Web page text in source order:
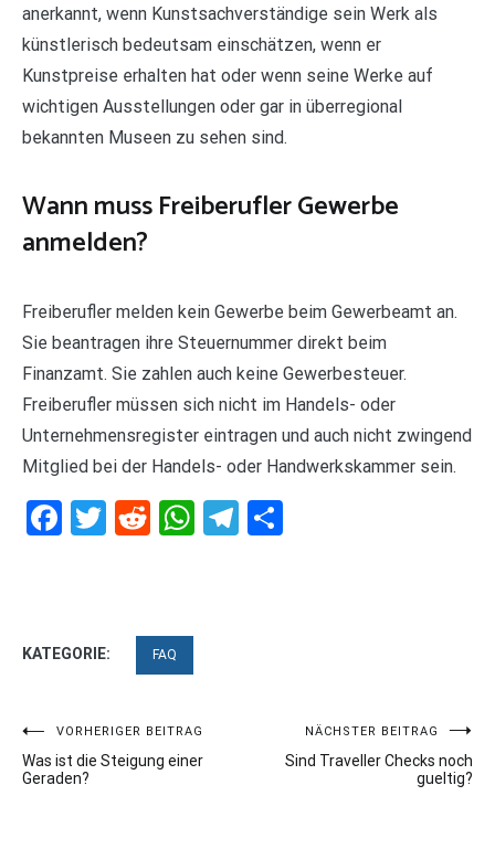
anerkannt, wenn Kunstsachverständige sein Werk als
künstlerisch bedeutsam einschätzen, wenn er
Kunstpreise erhalten hat oder wenn seine Werke auf
wichtigen Ausstellungen oder gar in überregional
bekannten Museen zu sehen sind.
Wann muss Freiberufler Gewerbe
anmelden?
Freiberufler melden kein Gewerbe beim Gewerbeamt an.
Sie beantragen ihre Steuernummer direkt beim
Finanzamt. Sie zahlen auch keine Gewerbesteuer.
Freiberufler müssen sich nicht im Handels- oder
Unternehmensregister eintragen und auch nicht zwingend
Mitglied bei der Handels- oder Handwerkskammer sein.
Facebook
Twitter
RedditWhatsApp
Telegram
KATEGORIE: FAQ
Beitragsnavigation
VORHERIGER BEITRAG
Was ist die Steigung einer
Geraden?
NÄCHSTER BEITRAG
Sind Traveller Checks noch
gueltig?